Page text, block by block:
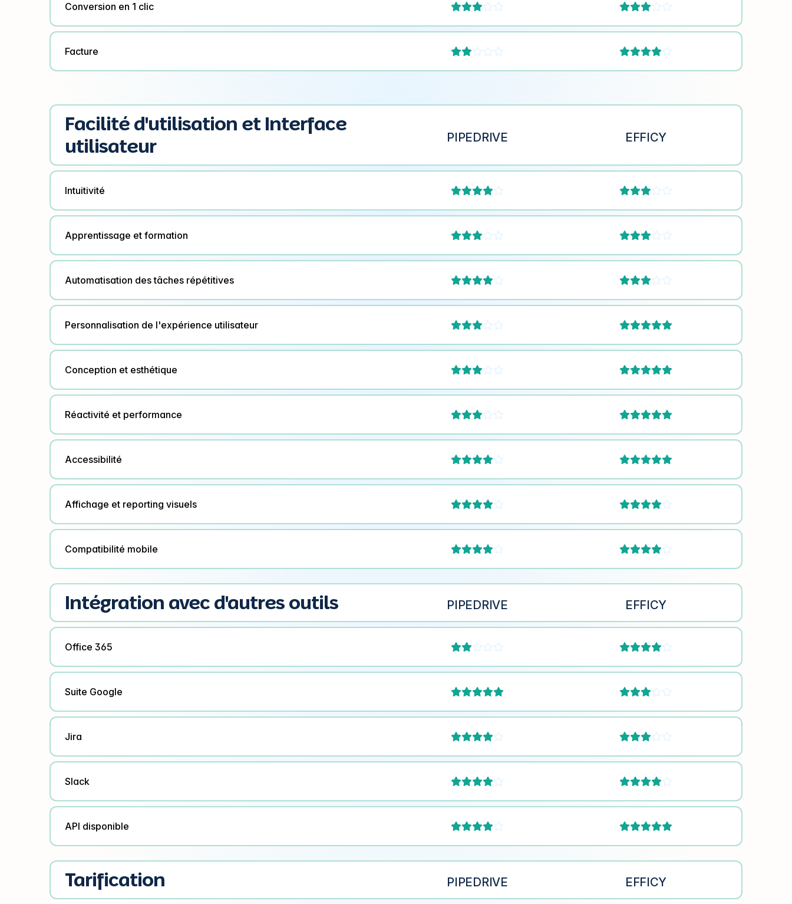
Conversion en 1 clic  
Facture  
Facilité d'utilisation et Interface
utilisateur
PIPEDRIVE EFFICY
Intuitivité  
Apprentissage et formation  
Automatisation des tâches répétitives  
Personnalisation de l'expérience utilisateur  
Conception et esthétique  
Réactivité et performance  
Accessibilité  
Affichage et reporting visuels  
Compatibilité mobile  
Intégration avec d'autres outils PIPEDRIVE EFFICY
Office 365  
Suite Google  
Jira  
Slack  
API disponible  
Tarification PIPEDRIVE EFFICY